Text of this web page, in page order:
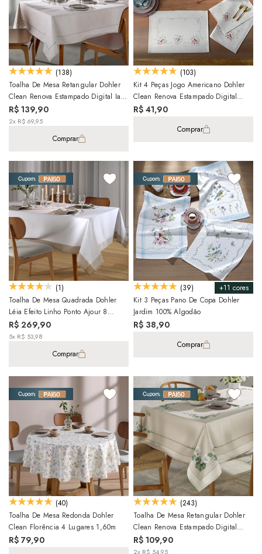
(138)
Toalha De Mesa Retangular Dohler
Clean Renova Estampado Digital Iara
8 Lugares 1,60m X 2,70m
R$ 139,90
2x R$ 69,95
Comprar
(103)
Kit 4 Peças Jogo Americano Dohler
Clean Renova Estampado Digital
Jardim
R$ 41,90
Comprar
(1)
Toalha De Mesa Quadrada Dohler
Léia Efeito Linho Ponto Ajour 8
Lugares 100% Algodão 2,00m X
2,00m
R$ 269,90
5x R$ 53,98
Comprar
+11 cores
(39)
Kit 3 Peças Pano De Copa Dohler
Jardim 100% Algodão
R$ 38,90
Comprar
(40)
Toalha De Mesa Redonda Dohler
Clean Florência 4 Lugares 1,60m
R$ 79,90
(243)
Toalha De Mesa Retangular Dohler
Clean Renova Estampado Digital
Botânica Flores 6 Lugares 1,40m X
2,10m
R$ 109,90
2x R$ 54,95